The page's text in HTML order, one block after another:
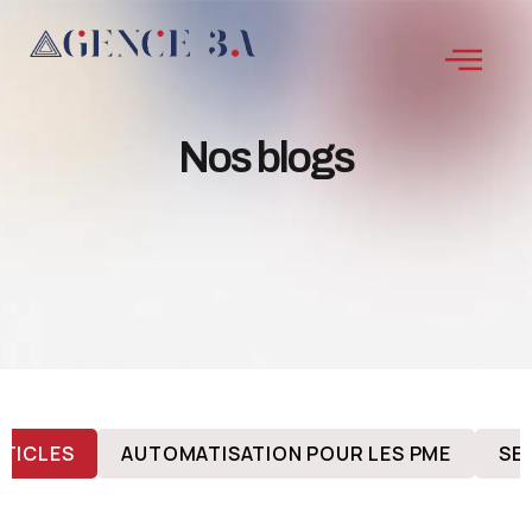
Nos blogs
AUTOMATISATION POUR LES PME